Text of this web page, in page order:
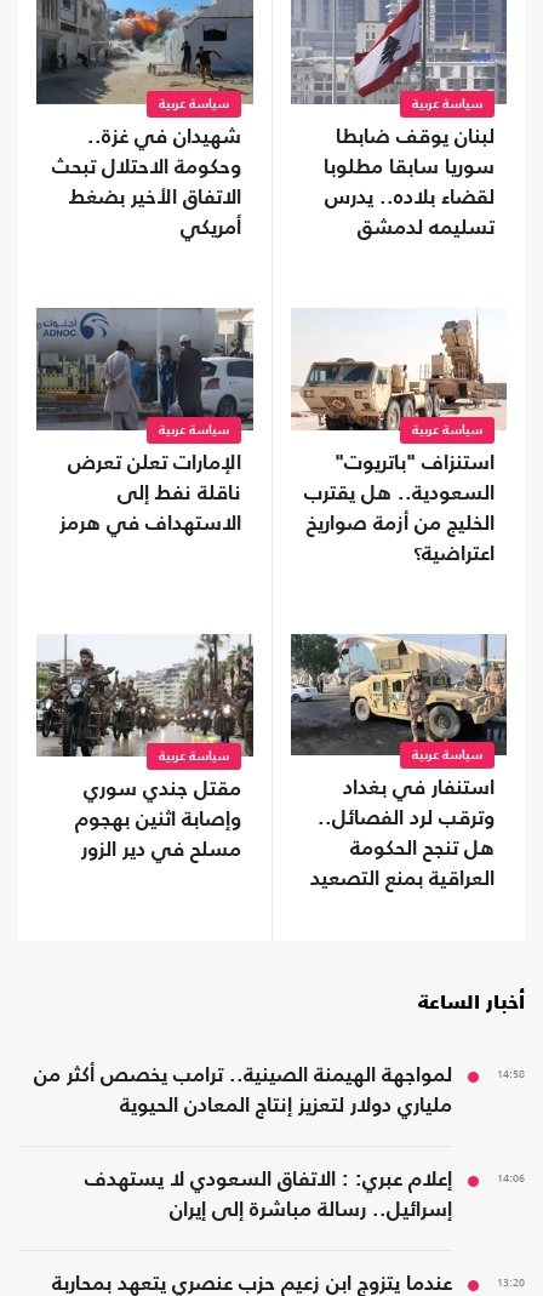
سياسة عربية
لبنان يوقف ضابطا
سوريا سابقا مطلوبا
لقضاء بلاده.. يدرس
تسليمه لدمشق
سياسة عربية
شهيدان في غزة..
وحكومة الاحتلال تبحث
الاتفاق الأخير بضغط
أمريكي
سياسة عربية
استنزاف "باتريوت"
السعودية.. هل يقترب
الخليج من أزمة صواريخ
اعتراضية؟
سياسة عربية
الإمارات تعلن تعرض
ناقلة نفط إلى
الاستهداف في هرمز
سياسة عربية
استنفار في بغداد
وترقب لرد الفصائل..
هل تنجح الحكومة
العراقية بمنع التصعيد
سياسة عربية
مقتل جندي سوري
وإصابة اثنين بهجوم
مسلح في دير الزور
أخبار الساعة
14:58
لمواجهة الهيمنة الصينية.. ترامب يخصص أكثر من
ملياري دولار لتعزيز إنتاج المعادن الحيوية
14:06
إعلام عبري: : الاتفاق السعودي لا يستهدف
إسرائيل.. رسالة مباشرة إلى إيران
13:20
عندما يتزوج ابن زعيم حزب عنصري يتعهد بمحاربة